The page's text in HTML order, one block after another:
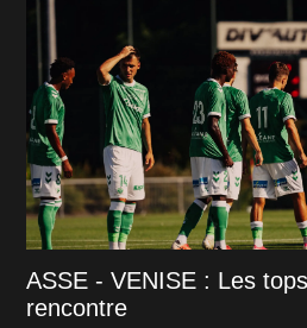
ASSE - VENISE : Les
rencontre